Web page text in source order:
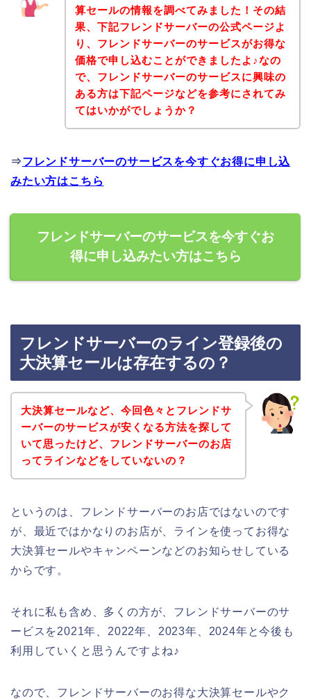
算セールの情報を調べてみました！その結
果、下記フレンドサーバーの公式ページよ
り、フレンドサーバーのサービスがお得な
価格で申し込むことができましたよ♪なの
で、フレンドサーバーのサービスに興味の
ある方は下記ページなどを参考にされてみ
てはいかがでしょうか？
⇒フレンドサーバーのサービスを今すぐお得に申し込
みたい方はこちら
フレンドサーバーのサービスを今すぐお
得に申し込みたい方はこちら
フレンドサーバーのライン登録後の
大決算セールは存在するの？
大決算セールなど、今回色々とフレンドサ
ーバーのサービスが安くなる方法を探して
いて思ったけど、フレンドサーバーのお店
ってラインなどをしていないの？
というのは、フレンドサーバーのお店ではないのです
が、最近ではかなりのお店が、ラインを使ってお得な
大決算セールやキャンペーンなどのお知らせしている
からです。
それに私も含め、多くの方が、フレンドサーバーのサ
ービスを2021年、2022年、2023年、2024年と今後も
利用していくと思うんですよね♪
なので、フレンドサーバーのお得な大決算セールやク